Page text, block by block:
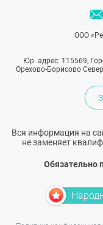
ООО
Юр. адрес: 115569,
Орехово-Борисово
Вся информация на
не заменяет
Обязательно